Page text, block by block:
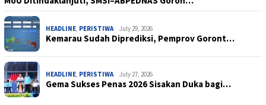
HEADLINE, PERISTIWA July 29, 2026
Kemarau Sudah Diprediksi, Pemprov Goront…
HEADLINE, PERISTIWA July 27, 2026
Gema Sukses Penas 2026 Sisakan Duka bagi…